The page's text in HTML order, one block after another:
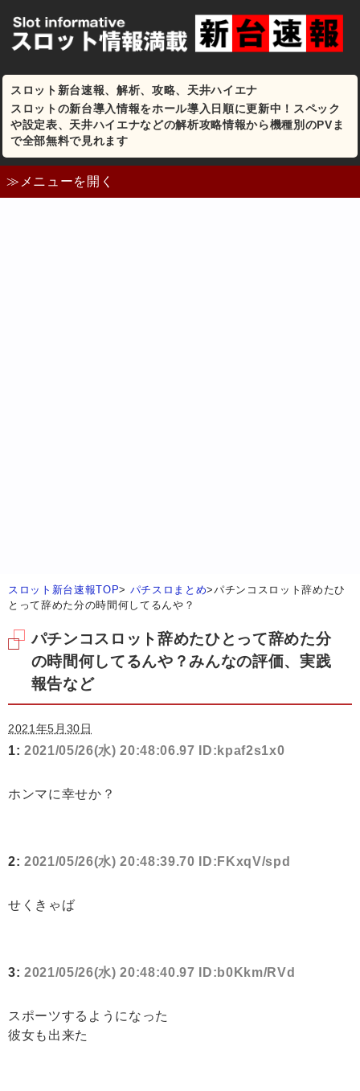
スロット新台速報、解析、攻略、天井ハイエナ
スロットの新台導入情報をホール導入日順に更新中！スペック
や設定表、天井ハイエナなどの解析攻略情報から機種別のPVま
で全部無料で見れます
≫メニューを開く
スロット新台速報TOP> パチスロまとめ>パチンコスロット辞めたひ
とって辞めた分の時間何してるんや？
パチンコスロット辞めたひとって辞めた分
の時間何してるんや？みんなの評価、実践
報告など
2021年5月30日
1: 2021/05/26(水) 20:48:06.97 ID:kpaf2s1x0
ホンマに幸せか？
2: 2021/05/26(水) 20:48:39.70 ID:FKxqV/spd
せくきゃば
3: 2021/05/26(水) 20:48:40.97 ID:b0Kkm/RVd
スポーツするようになった
彼女も出来た